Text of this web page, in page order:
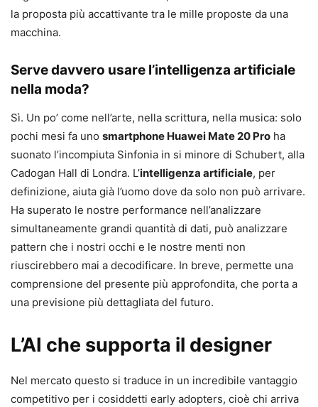
la proposta più accattivante tra le mille proposte da una
macchina.
Serve davvero usare l’intelligenza artificiale
nella moda?
Sì. Un po’ come nell’arte, nella scrittura, nella musica: solo
pochi mesi fa uno smartphone Huawei Mate 20 Pro ha
suonato l’incompiuta Sinfonia in si minore di Schubert, alla
Cadogan Hall di Londra. L’intelligenza artificiale, per
definizione, aiuta già l’uomo dove da solo non può arrivare.
Ha superato le nostre performance nell’analizzare
simultaneamente grandi quantità di dati, può analizzare
pattern che i nostri occhi e le nostre menti non
riuscirebbero mai a decodificare. In breve, permette una
comprensione del presente più approfondita, che porta a
una previsione più dettagliata del futuro.
L’AI che supporta il designer
Nel mercato questo si traduce in un incredibile vantaggio
competitivo per i cosiddetti early adopters, cioè chi arriva